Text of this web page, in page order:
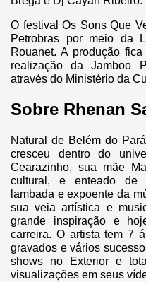
O festival Os Sons Que
Petrobras por meio da
Rouanet. A produção
realização da Jamboo
através do Ministério da
Sobre Rhenan
Natural de Belém do
cresceu dentro do
Cearazinho, sua mãe
cultural, e enteado de
lambada e expoente da
sua veia artística e
grande inspiração e
carreira. O artista tem 7
gravados e vários
shows no Exterior e
visualizações em seus